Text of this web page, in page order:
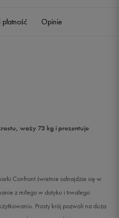
Opinie
waży 73 kg i prezentuje
Confront świetnie odnajdzie się w
z miłego w dotyku i trwałego
Prosty krój pozwoli na duża